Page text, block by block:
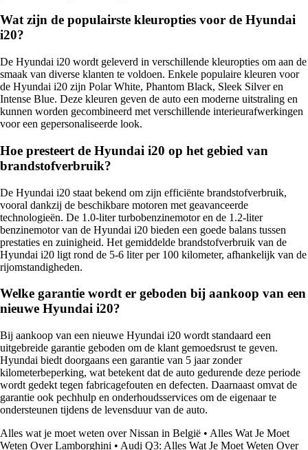
Wat zijn de populairste kleuropties voor de Hyundai
i20?
De Hyundai i20 wordt geleverd in verschillende kleuropties om aan de
smaak van diverse klanten te voldoen. Enkele populaire kleuren voor
de Hyundai i20 zijn Polar White, Phantom Black, Sleek Silver en
Intense Blue. Deze kleuren geven de auto een moderne uitstraling en
kunnen worden gecombineerd met verschillende interieurafwerkingen
voor een gepersonaliseerde look.
Hoe presteert de Hyundai i20 op het gebied van
brandstofverbruik?
De Hyundai i20 staat bekend om zijn efficiënte brandstofverbruik,
vooral dankzij de beschikbare motoren met geavanceerde
technologieën. De 1.0-liter turbobenzinemotor en de 1.2-liter
benzinemotor van de Hyundai i20 bieden een goede balans tussen
prestaties en zuinigheid. Het gemiddelde brandstofverbruik van de
Hyundai i20 ligt rond de 5-6 liter per 100 kilometer, afhankelijk van de
rijomstandigheden.
Welke garantie wordt er geboden bij aankoop van een
nieuwe Hyundai i20?
Bij aankoop van een nieuwe Hyundai i20 wordt standaard een
uitgebreide garantie geboden om de klant gemoedsrust te geven.
Hyundai biedt doorgaans een garantie van 5 jaar zonder
kilometerbeperking, wat betekent dat de auto gedurende deze periode
wordt gedekt tegen fabricagefouten en defecten. Daarnaast omvat de
garantie ook pechhulp en onderhoudsservices om de eigenaar te
ondersteunen tijdens de levensduur van de auto.
Alles wat je moet weten over Nissan in België • Alles Wat Je Moet
Weten Over Lamborghini • Audi Q3: Alles Wat Je Moet Weten Over